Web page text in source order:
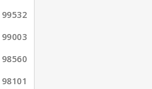
99532
99003
98560
98101